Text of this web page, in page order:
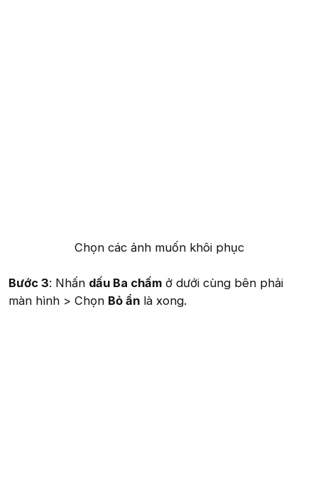
Chọn các ảnh muốn khôi phục​
Bước 3: Nhấn dấu Ba chấm ở dưới cùng bên phải
màn hình > Chọn Bỏ ẩn là xong.